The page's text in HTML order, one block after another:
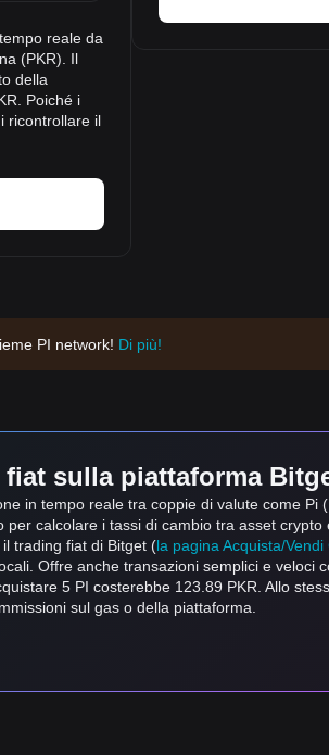
reale da
(PKR). Il
della
Poiché i
ricontrollare il
PI network! Di più!
sulla piattaforma
in tempo reale tra coppie di valute come
calcolare i tassi di cambio tra asset
trading fiat di Bitget (la pagina Acquista/
Offre anche transazioni semplici e veloci
5 PI costerebbe 123.89 PKR. Allo
sul gas o della piattaforma.